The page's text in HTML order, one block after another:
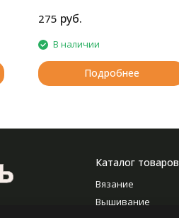
275 руб.
В наличии
Подробнее
Каталог товаров
Вязание
Вышивание